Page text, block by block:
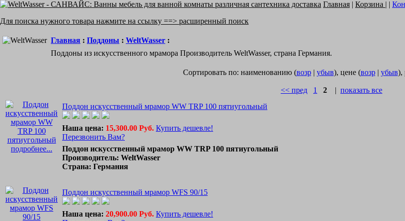
Главная | Корзина | |
Для поиска нужного товара нажмите на ссылку ==> расширенный поиск
Главная : Поддоны : WeltWasser :
Поддоны из искусственного мрамора Производитель WeltWasser, страна Германия.
Сортировать по: наименованию (возр| убыв), цене (возр| убыв),
<< пред 1 2 | показать все
подробнее...
Поддон искусственный мрамор WW TRP 100 пятиугольный
Наша цена: 15,300.00 Руб. Купить дешевле!
Перезвонить Вам?
Поддон искусственный мрамор WW TRP 100 пятиугольный
Производитель: WeltWasser
Страна: Германия
Поддон искусственный мрамор WFS 90/15
Наша цена: 20,900.00 Руб. Купить дешевле!